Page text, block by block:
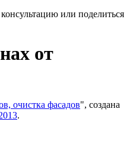
или поделиться
от
очистка фасадов", создана
.